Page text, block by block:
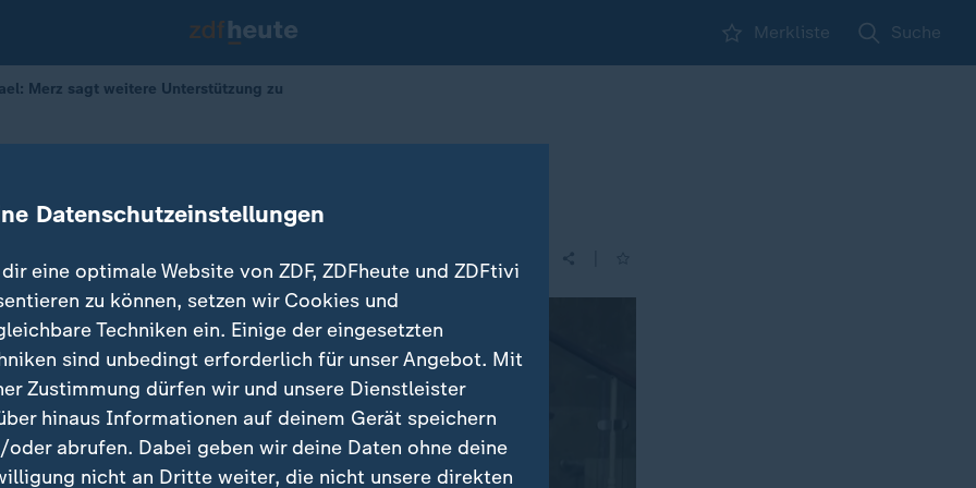
Merkliste Suche
Merz sagt weitere Unterstützung zu
weitere Unterstützung zu
Datenschutzeinstellungen
eine optimale Website von ZDF, ZDFheute und ZDFtivi
zu können, setzen wir Cookies und
Techniken ein. Einige der eingesetzten
sind unbedingt erforderlich für unser Angebot. Mit
Zustimmung dürfen wir und unsere Dienstleister
hinaus Informationen auf deinem Gerät speichern
oder abrufen. Dabei geben wir deine Daten ohne deine
nicht an Dritte weiter, die nicht unsere direkten